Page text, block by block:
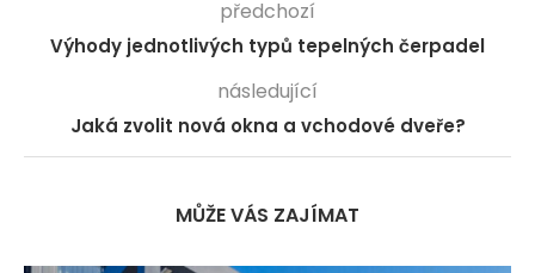
předchozí
Výhody jednotlivých typů tepelných čerpadel
následující
Jaká zvolit nová okna a vchodové dveře?
MŮŽE VÁS ZAJÍMAT